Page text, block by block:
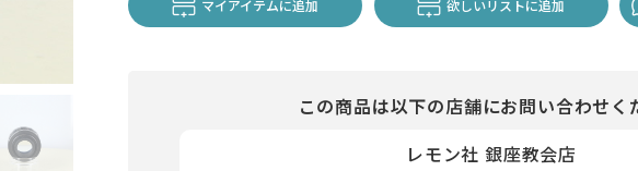
マイアイテムに追加 欲しいリストに追加
この商品は以下の店舗にお問い合わせく
レモン社 銀座教会店